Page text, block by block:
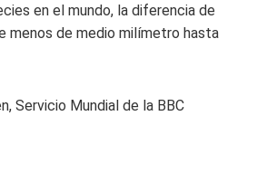
en el mundo, la diferencia de
menos de medio milímetro hasta
Servicio Mundial de la BBC